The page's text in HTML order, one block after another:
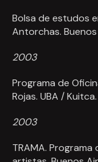
Bolsa de estudos
Antorchas.
2003
Programa de
Rojas. UBA /
2003
TRAMA.